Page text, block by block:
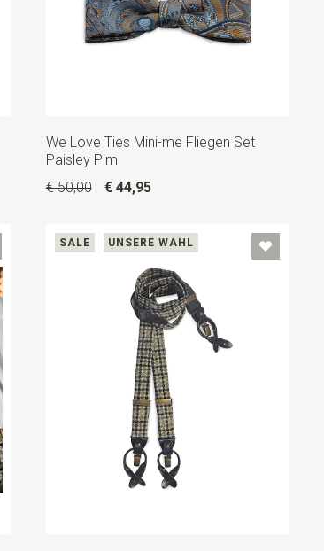
We Love Ties Mini-me Fliegen Set
Paisley Pim
€ 50,00
€ 44,95
SALE UNSERE WAHL